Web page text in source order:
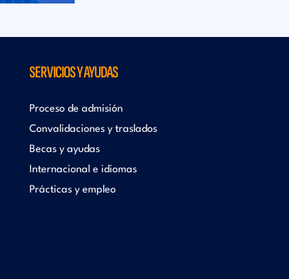
SERVICIOS Y AYUDAS
Proceso de admisión
Convalidaciones y traslados
Becas y ayudas
Internacional e idiomas
Prácticas y empleo